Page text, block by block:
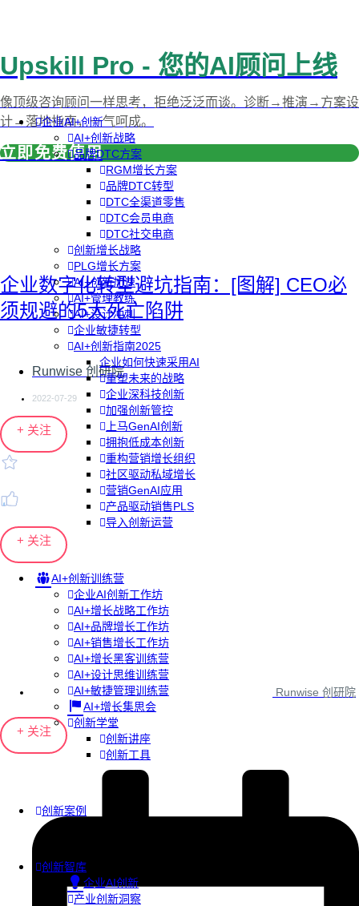
企业AI+创新
AI+创新战略
品牌DTC方案
RGM增长方案
品牌DTC转型
DTC全渠道零售
DTC会员电商
DTC社交电商
创新增长战略
PLG增长方案
AI+创新加速
AI+管理教练
AI+设计冲刺
企业敏捷转型
AI+创新指南2025
企业如何快速采用AI
重塑未来的战略
企业深科技创新
加强创新管控
上马GenAI创新
拥抱低成本创新
重构营销增长组织
社区驱动私域增长
营销GenAI应用
产品驱动销售PLS
导入创新运营
AI+创新训练营
企业AI创新工作坊
AI+增长战略工作坊
AI+品牌增长工作坊
AI+销售增长工作坊
AI+增长黑客训练营
AI+设计思维训练营
AI+敏捷管理训练营
AI+增长集思会
创新学堂
创新讲座
创新工具
创新案例
创新智库
企业AI创新
产业创新洞察
Upskill Pro - 您的AI顾问上线
像顶级咨询顾问一样思考，拒绝泛泛而谈。诊断→推演→方案设
计→落地指南，一气呵成。
立即免费使用
企业数字化转型避坑指南：[图解] CEO必
须规避的5大死亡陷阱
Runwise 创研院
2022-07-29
+ 关注
+ 关注
Runwise 创研院
+ 关注